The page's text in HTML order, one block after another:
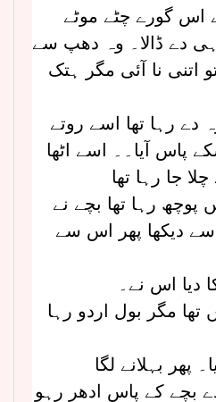
اس گورے چٹے موٹے
ہی دے ڈالا۔ وہ دھپ سے
اتنی نا آئی مگر ہتک
دے رہا تھا اسے روتے
پاس آیا۔۔ اسے اٹھا
جا رہا تھا
پوچھ رہا تھا بچے نے
دیکھا پھر اس سے
دیا اس نے۔
تھا مگر بول اردو رہا
پھر بہلانے لگا
بچے کے پاس ادھر رہو